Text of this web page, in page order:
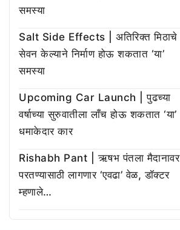
समस्या
Salt Side Effects | अतिरिक्त मिठाचे
सेवन केल्याने निर्माण होऊ शकतात ‘या’
समस्या
Upcoming Car Launch | पुढच्या
वर्षाच्या सुरुवातीला लाँच होऊ शकतात ‘या’
धमाकेदार कार
Rishabh Pant | ऋषभ पंतला मैदानावर
परतण्यासाठी लागणार ‘एवढा’ वेळ, डॉक्टर
म्हणाले…